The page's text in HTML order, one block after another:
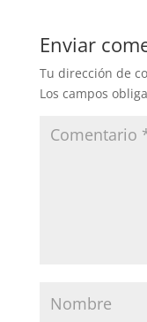
Enviar
Tu dirección de
Los campos